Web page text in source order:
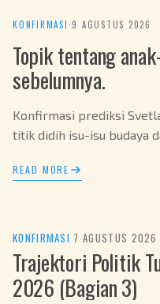
KONFIRMASI ·9 AGUSTUS 2026
Topik tentang
sebelumnya.
Konfirmasi prediksi
titik didih isu-isu budaya
READ MORE
KONFIRMASI 7 AGUSTUS 2026
Trajektori Politik
2026 (Bagian 3)